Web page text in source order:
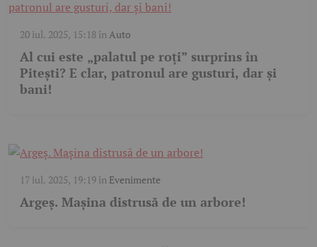
20 iul. 2025, 15:18 în Auto
Al cui este „palatul pe roți” surprins în
Pitești? E clar, patronul are gusturi, dar și
bani!
17 iul. 2025, 19:19 în Evenimente
Argeș. Mașina distrusă de un arbore!